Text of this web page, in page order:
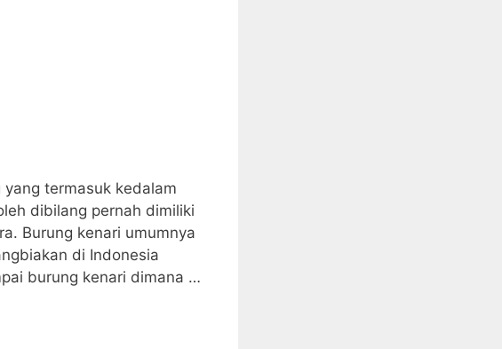
yang termasuk kedalam
dibilang pernah dimiliki
Burung kenari umumnya
di Indonesia
burung kenari dimana …